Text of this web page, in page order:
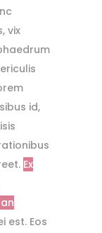
vix
id,
Ex
est. Eos